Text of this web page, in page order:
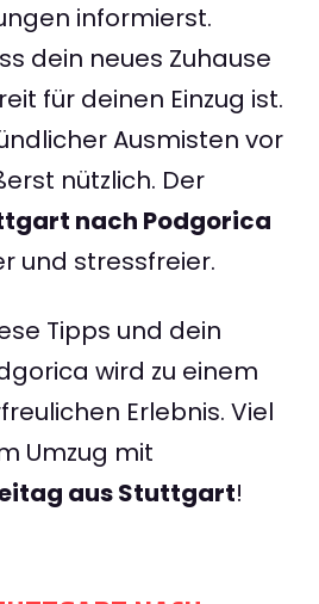
informierst.
dein neues Zuhause
für deinen Einzug ist.
Ausmisten vor
nützlich. Der
nach Podgorica
und stressfreier.
Tipps und dein
wird zu einem
Erlebnis. Viel
Umzug mit
aus Stuttgart!